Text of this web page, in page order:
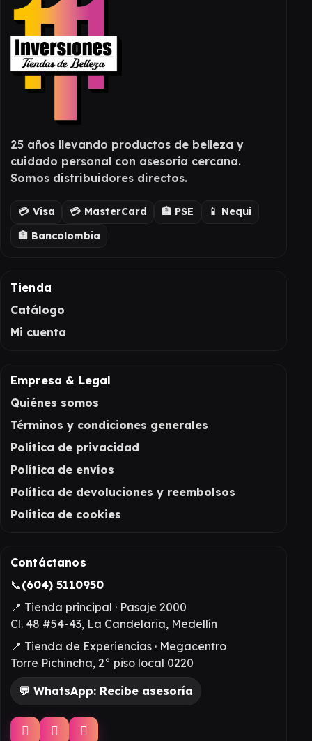
25 años llevando productos de belleza y
cuidado personal con asesoría cercana.
Somos distribuidores directos.
💳 Visa 💳 MasterCard 🏦 PSE
📱 Nequi
🏦 Bancolombia
Tienda
Catálogo
Mi cuenta
Empresa & Legal
Quiénes somos
Términos y condiciones generales
Política de privacidad
Política de envíos
Política de devoluciones y reembolsos
Política de cookies
Contáctanos
📞(604) 5110950
📍 Tienda principal · Pasaje 2000
Cl. 48 #54-43, La Candelaria, Medellín
📍 Tienda de Experiencias · Megacentro
Torre Pichincha, 2° piso local 0220
💬 WhatsApp: Recibe asesoría